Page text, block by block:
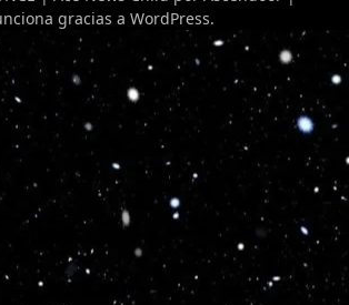
gracias a WordPress.